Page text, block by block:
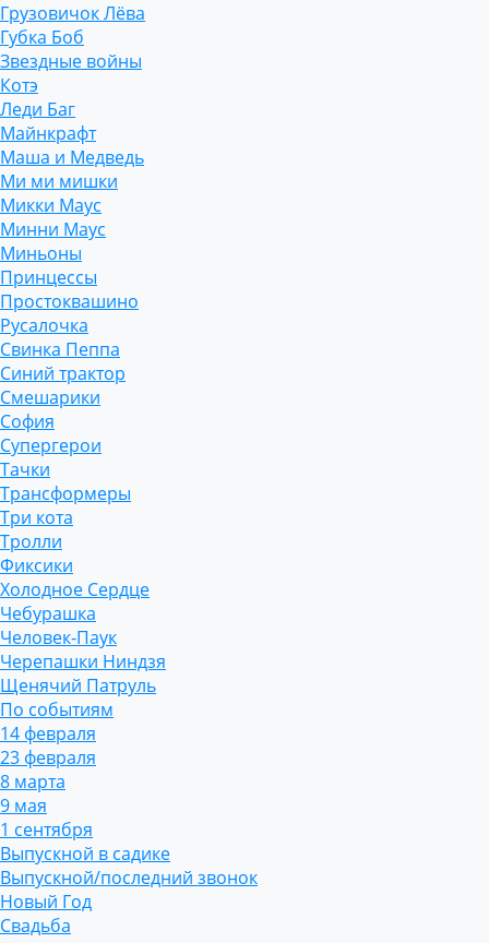
Грузовичок Лёва
Губка Боб
Звездные войны
Котэ
Леди Баг
Майнкрафт
Маша и Медведь
Ми ми мишки
Микки Маус
Минни Маус
Миньоны
Принцессы
Простоквашино
Русалочка
Свинка Пеппа
Синий трактор
Смешарики
София
Супергерои
Тачки
Трансформеры
Три кота
Тролли
Фиксики
Холодное Сердце
Чебурашка
Человек-Паук
Черепашки Ниндзя
Щенячий Патруль
По событиям
14 февраля
23 февраля
8 марта
9 мая
1 сентября
Выпускной в садике
Выпускной/последний звонок
Новый Год
Свадьба